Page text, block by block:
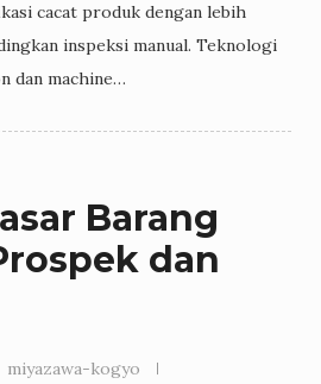
cacat produk dengan lebih
inspeksi manual. Teknologi
dan machine…
Barang
dan
miyazawa-kogyo